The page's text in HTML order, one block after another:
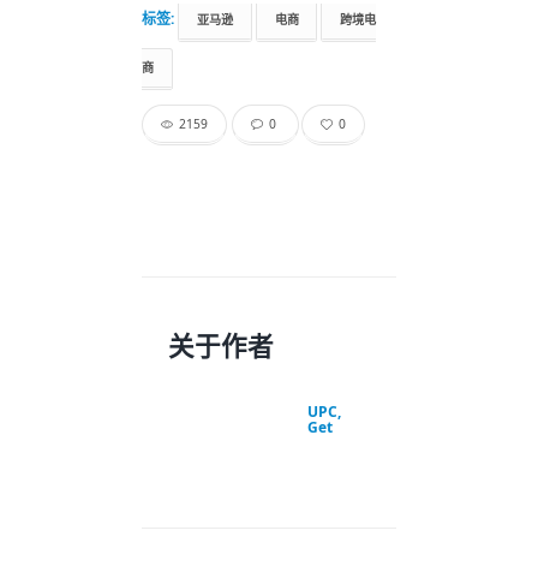
标签: 亚马逊 电商 跨境电
商
2159 0 0
关于作者
UPC,
Get